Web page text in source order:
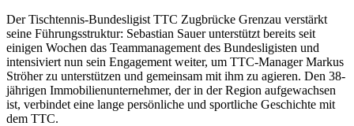
Der Tischtennis-Bundesligist TTC Zugbrücke Grenzau verstärkt
seine Führungsstruktur: Sebastian Sauer unterstützt bereits seit
einigen Wochen das Teammanagement des Bundesligisten und
intensiviert nun sein Engagement weiter, um TTC-Manager Markus
Ströher zu unterstützen und gemeinsam mit ihm zu agieren. Den 38-
jährigen Immobilienunternehmer, der in der Region aufgewachsen
ist, verbindet eine lange persönliche und sportliche Geschichte mit
dem TTC.